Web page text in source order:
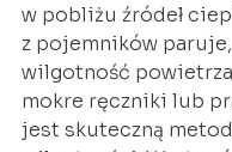
w pobliżu źródeł
z pojemników
wilgotność
mokre ręczniki lub
jest skuteczną